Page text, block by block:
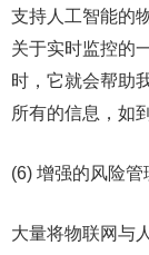
支持人工智能的
关于实时监控的
时，它就会帮助
所有的信息，如
(6) 增强的风险管
大量将物联网与